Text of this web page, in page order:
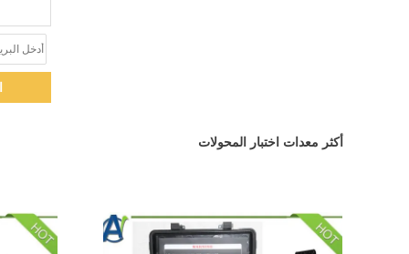
أكثر معدات اختبار المحولات